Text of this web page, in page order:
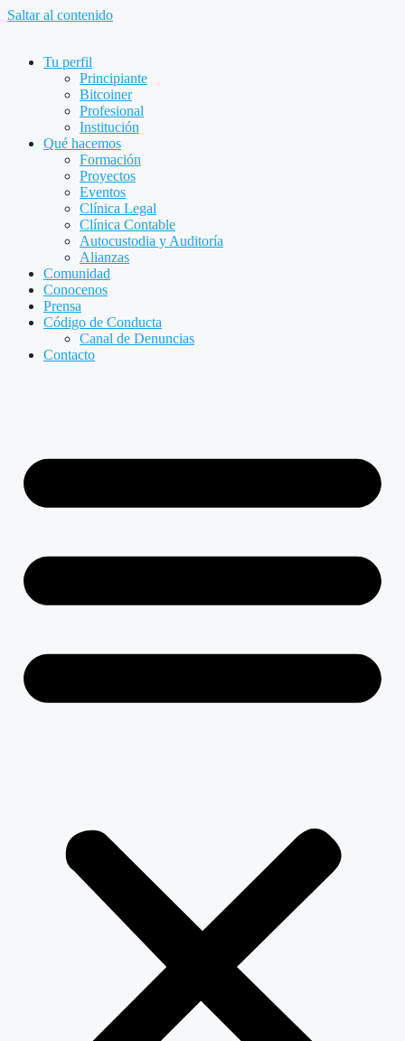
Saltar al contenido
Tu perfil
Principiante
Bitcoiner
Profesional
Institución
Qué hacemos
Formación
Proyectos
Eventos
Clínica Legal
Clínica Contable
Autocustodia y Auditoría
Alianzas
Comunidad
Conocenos
Prensa
Código de Conducta
Canal de Denuncias
Contacto